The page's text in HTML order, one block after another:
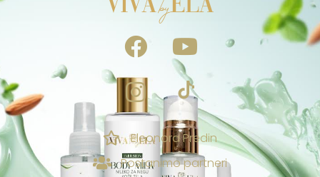
Eleonora Predin
Postanimo partneri
NAGRADE & POGODNOSTI
Ekskluzivno za vas